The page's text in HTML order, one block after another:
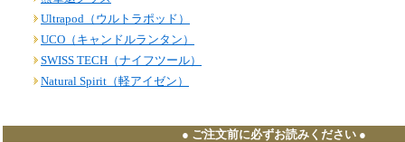
Ultrapod（ウルトラポッド）
UCO（キャンドルランタン）
SWISS TECH（ナイフツール）
Natural Spirit（軽アイゼン）
● ご注文前に必ずお読みください ●